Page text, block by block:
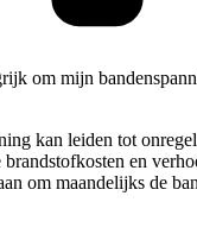
om mijn
kan leiden tot
en
om maandelijks de